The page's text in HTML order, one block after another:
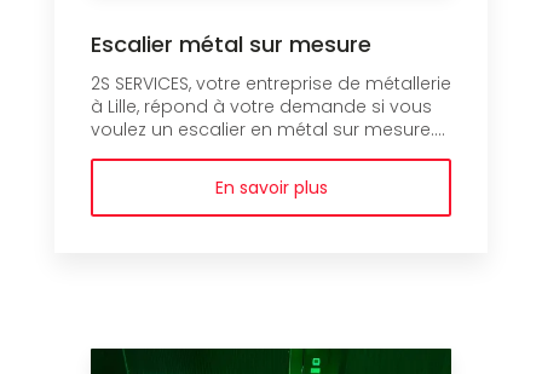
Escalier métal sur mesure
2S SERVICES, votre entreprise de métallerie
à Lille, répond à votre demande si vous
voulez un escalier en métal sur mesure....
En savoir plus